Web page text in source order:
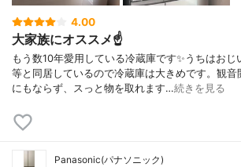
4.00
大家族にオススメ☝️
もう数10年愛用している冷蔵庫です✨うちはおじ
等と同居しているので冷蔵庫は大きめです。観
にもならず、スっと物を取れます…続きを見る
Panasonic(パナソニック)